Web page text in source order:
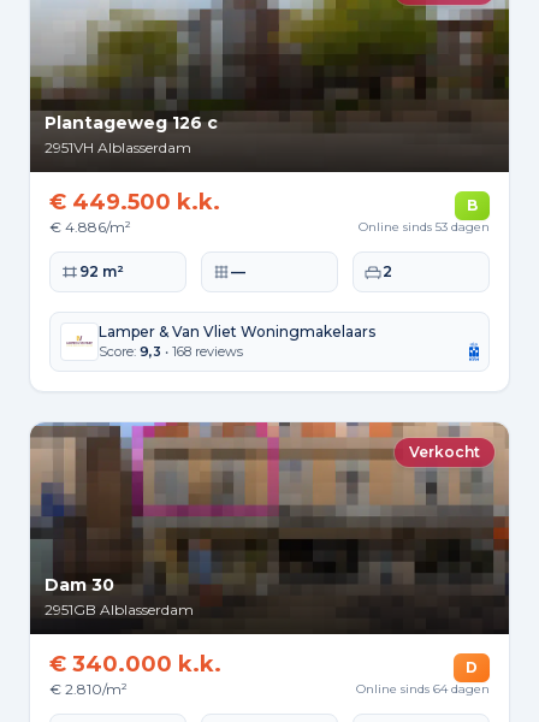
Plantageweg 126 c
2951VH Alblasserdam
€ 449.500 k.k.
€ 4.886/m²
B
Online sinds 53 dagen
Woonoppervlakte
92 m² Perceeloppervlakte
— Slaapkamers
2
Lamper & Van Vliet Woningmakelaars
Score: 9,3 • 168 reviews
Verkocht
Dam 30
2951GB Alblasserdam
€ 340.000 k.k.
€ 2.810/m²
D
Online sinds 64 dagen